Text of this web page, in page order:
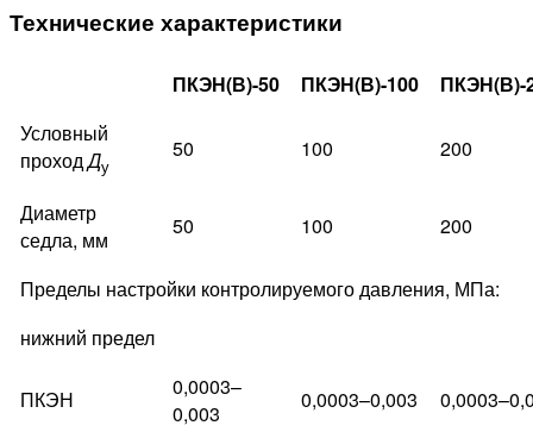
Технические характеристики
ПКЭН(В)-50 ПКЭН(В)-100
ПКЭН(В)-
Условный
проходДу
50 100 200
Диаметр
седла, мм
50 100 200
Пределы настройки контролируемого давления, МПа:
нижний предел
ПКЭН
0,0003–
0,003
0,0003–0,003